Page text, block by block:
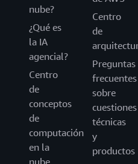
nube?
¿Qué es
la IA
agencial?
Centro
de
conceptos
de
computación
en la
Centro
de
Preguntas
frecuentes
sobre
cuestiones
técnicas
y
productos